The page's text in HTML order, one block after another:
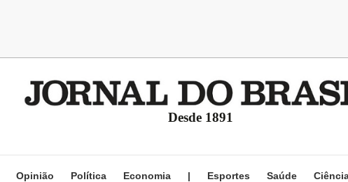
Desde 1891
Opinião Política Economia | Esportes Saúde